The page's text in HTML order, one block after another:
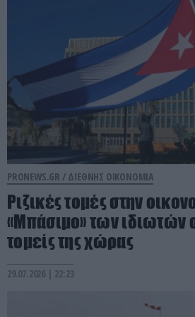
PRONEWS.GR / ΔΙΕΘΝΗΣ ΟΙΚΟΝΟΜΙΑ
Ριζικές τομές στην
«Μπάσιμο» των ιδιωτών
τομείς της χώρας
29.07.2026 | 22:23